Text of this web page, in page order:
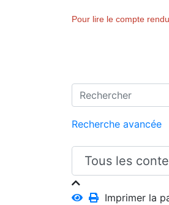
Pour lire le compte
Recherche avancée
Imprimer la